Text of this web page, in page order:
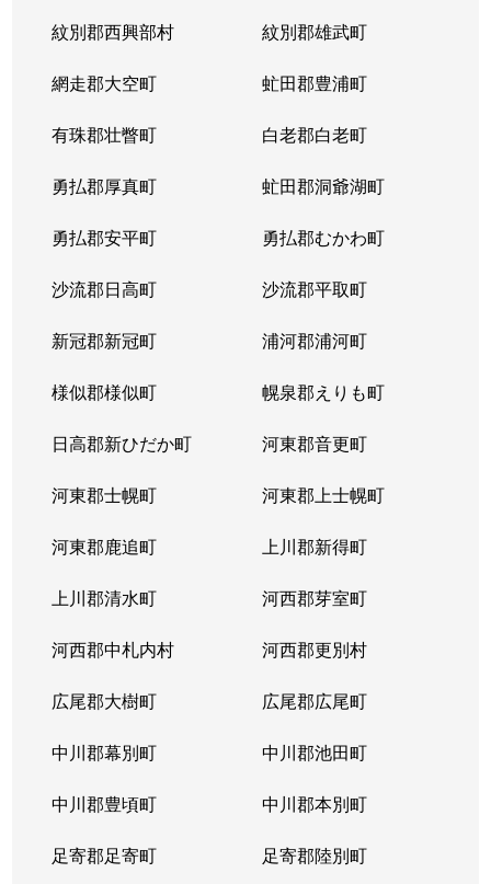
紋別郡西興部村 紋別郡雄武町
網走郡大空町 虻田郡豊浦町
有珠郡壮瞥町 白老郡白老町
勇払郡厚真町 虻田郡洞爺湖町
勇払郡安平町 勇払郡むかわ町
沙流郡日高町 沙流郡平取町
新冠郡新冠町 浦河郡浦河町
様似郡様似町 幌泉郡えりも町
日高郡新ひだか町 河東郡音更町
河東郡士幌町 河東郡上士幌町
河東郡鹿追町 上川郡新得町
上川郡清水町 河西郡芽室町
河西郡中札内村 河西郡更別村
広尾郡大樹町 広尾郡広尾町
中川郡幕別町 中川郡池田町
中川郡豊頃町 中川郡本別町
足寄郡足寄町 足寄郡陸別町